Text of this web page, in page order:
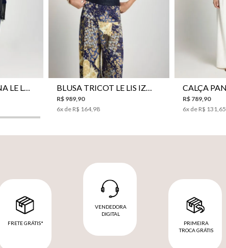
CALÇA PANTALONA LE LIS SONIA FEMININA
PP P M G
BLUSA TRICOT LE LIS IZUMI FEMININA
R$ 989,90
6x de R$ 164,98
PP
R$ 789,90
6x de R$ 131,65
FRETE GRÁTIS*
VENDEDORA
DIGITAL
PRIMEIRA
TROCA GRÁTIS